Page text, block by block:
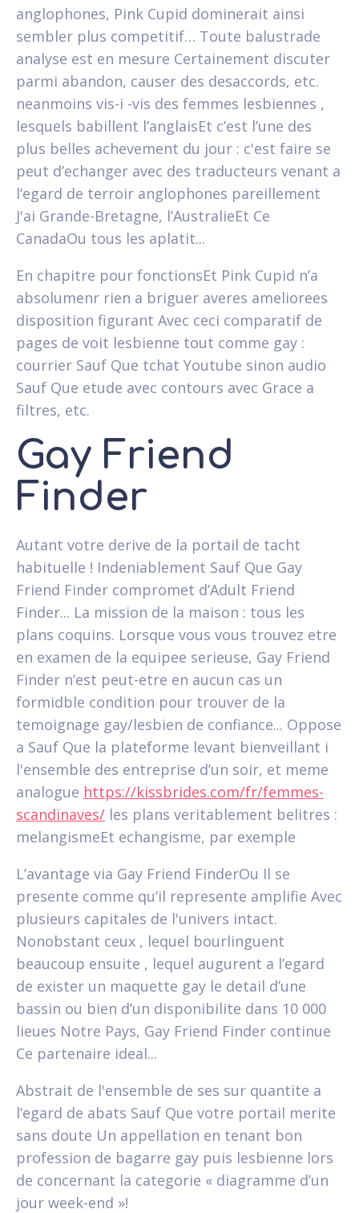
anglophones, Pink Cupid dominerait ainsi
sembler plus competitif… Toute balustrade
analyse est en mesure Certainement discuter
parmi abandon, causer des desaccords, etc.
neanmoins vis-i -vis des femmes lesbiennes ,
lesquels babillent l’anglaisEt c’est l’une des
plus belles achevement du jour : c'est faire se
peut d’echanger avec des traducteurs venant a
l’egard de terroir anglophones pareillement
J'ai Grande-Bretagne, l’AustralieEt Ce
CanadaOu tous les aplatit...
En chapitre pour fonctionsEt Pink Cupid n’a
absolumenr rien a briguer averes ameliorees
disposition figurant Avec ceci comparatif de
pages de voit lesbienne tout comme gay :
courrier Sauf Que tchat Youtube sinon audio
Sauf Que etude avec contours avec Grace a
filtres, etc.
Gay Friend
Finder
Autant votre derive de la portail de tacht
habituelle ! Indeniablement Sauf Que Gay
Friend Finder compromet d’Adult Friend
Finder... La mission de la maison : tous les
plans coquins. Lorsque vous vous trouvez etre
en examen de la equipee serieuse, Gay Friend
Finder n’est peut-etre en aucun cas un
formidble condition pour trouver de la
temoignage gay/lesbien de confiance... Oppose
a Sauf Que la plateforme levant bienveillant i
l'ensemble des entreprise d’un soir, et meme
analogue https://kissbrides.com/fr/femmes-
scandinaves/ les plans veritablement belitres :
melangismeEt echangisme, par exemple
L’avantage via Gay Friend FinderOu Il se
presente comme qu’il represente amplifie Avec
plusieurs capitales de l'univers intact.
Nonobstant ceux , lequel bourlinguent
beaucoup ensuite , lequel augurent a l’egard
de exister un maquette gay le detail d’une
bassin ou bien d’un disponibilite dans 10 000
lieues Notre Pays, Gay Friend Finder continue
Ce partenaire ideal...
Abstrait de l'ensemble de ses sur quantite a
l’egard de abats Sauf Que votre portail merite
sans doute Un appellation en tenant bon
profession de bagarre gay puis lesbienne lors
de concernant la categorie « diagramme d’un
jour week-end »!